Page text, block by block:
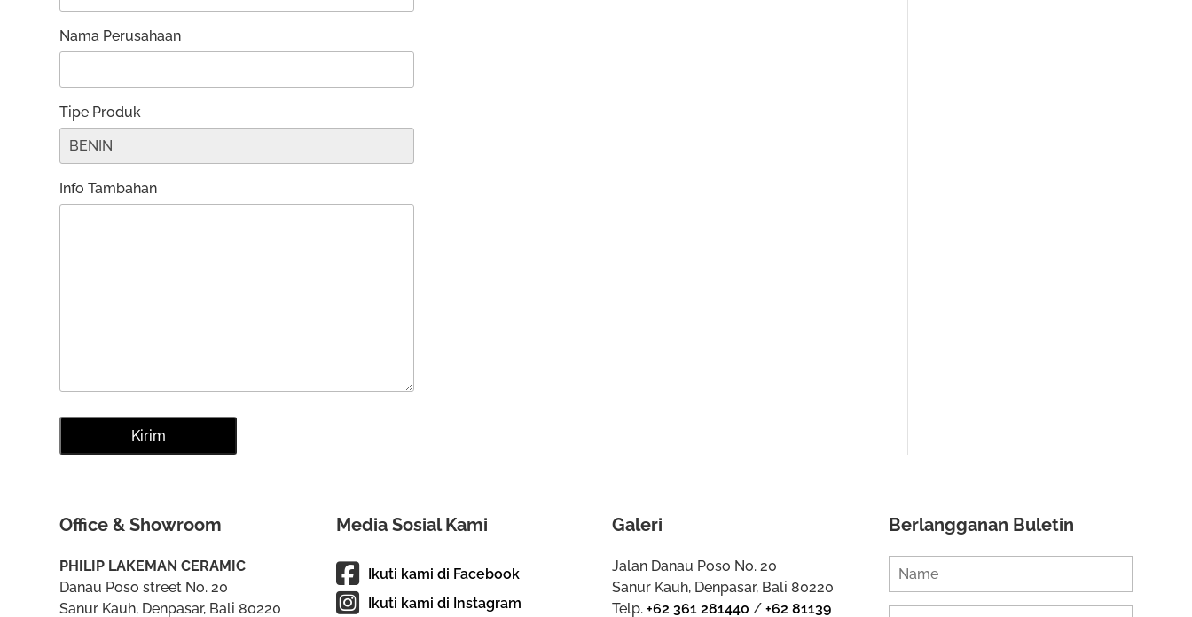
Nama Perusahaan
Tipe Produk
Info Tambahan
Office & Showroom
PHILIP LAKEMAN CERAMIC
Danau Poso street No. 20
Sanur Kauh, Denpasar, Bali 80220
Media Sosial Kami
Ikuti kami di Facebook
Ikuti kami di Instagram
Galeri
Jalan Danau Poso No. 20
Sanur Kauh, Denpasar, Bali 80220
Telp.+62 361 281440 /+62 81139
Berlangganan Buletin